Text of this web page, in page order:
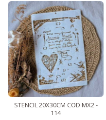
STENCIL 20X30CM COD MX2 -
114